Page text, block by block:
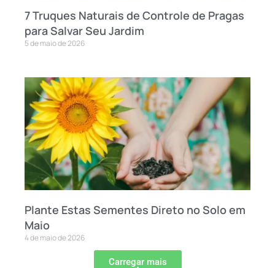
7 Truques Naturais de Controle de Pragas
para Salvar Seu Jardim
5 de maio de 2026
Plante Estas Sementes Direto no Solo em
Maio
4 de maio de 2026
Carregar mais